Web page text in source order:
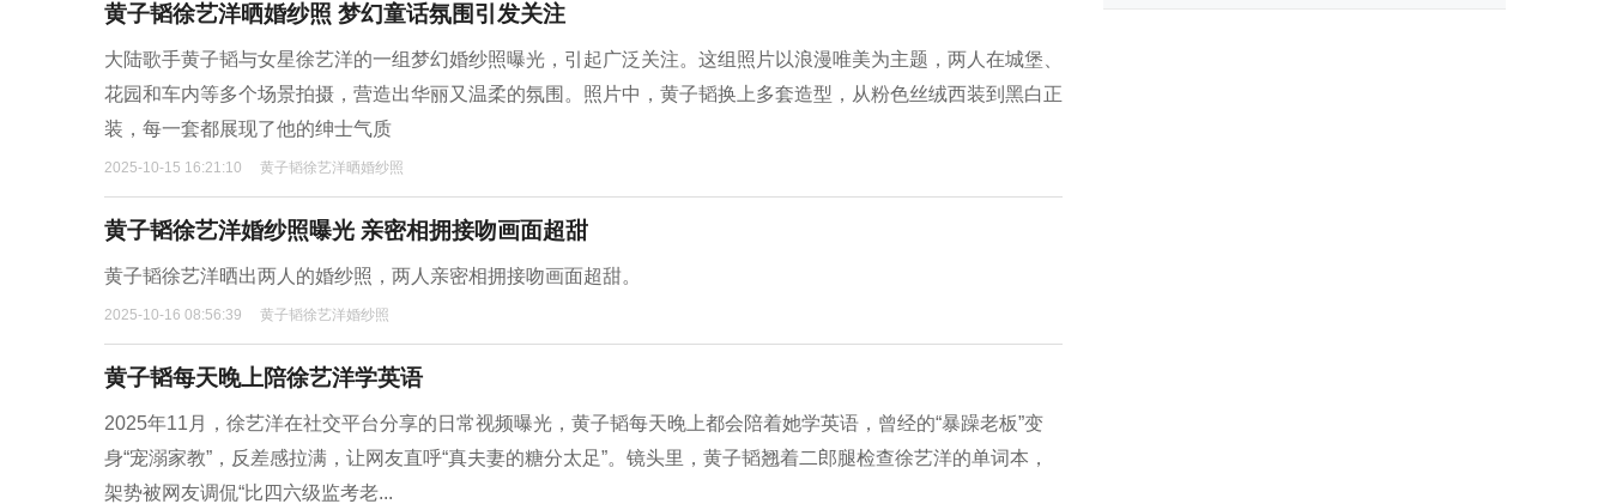
黄子韬徐艺洋晒婚纱照 梦幻童话氛围引发关注
大陆歌手黄子韬与女星徐艺洋的一组梦幻婚纱照曝光，引起广泛关注。这组照片以浪漫唯美为主题，两人在城堡、
花园和车内等多个场景拍摄，营造出华丽又温柔的氛围。照片中，黄子韬换上多套造型，从粉色丝绒西装到黑白正
装，每一套都展现了他的绅士气质
2025-10-15 16:21:10 黄子韬徐艺洋晒婚纱照
黄子韬徐艺洋婚纱照曝光 亲密相拥接吻画面超甜
黄子韬徐艺洋晒出两人的婚纱照，两人亲密相拥接吻画面超甜。
2025-10-16 08:56:39 黄子韬徐艺洋婚纱照
黄子韬每天晚上陪徐艺洋学英语
2025年11月，徐艺洋在社交平台分享的日常视频曝光，黄子韬每天晚上都会陪着她学英语，曾经的“暴躁老板”变
身“宠溺家教”，反差感拉满，让网友直呼“真夫妻的糖分太足”。镜头里，黄子韬翘着二郎腿检查徐艺洋的单词本，
架势被网友调侃“比四六级监考老...